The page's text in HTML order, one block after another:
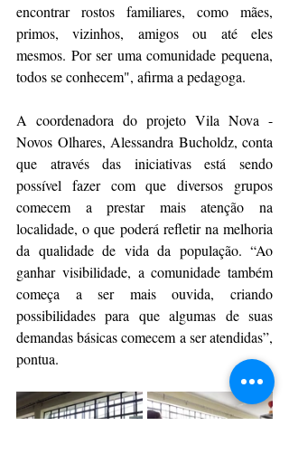
encontrar rostos familiares, como mães,
primos, vizinhos, amigos ou até eles
mesmos. Por ser uma comunidade pequena,
todos se conhecem", afirma a pedagoga.
A coordenadora do projeto Vila Nova -
Novos Olhares, Alessandra Bucholdz, conta
que através das iniciativas está sendo
possível fazer com que diversos grupos
comecem a prestar mais atenção na
localidade, o que poderá refletir na melhoria
da qualidade de vida da população. “Ao
ganhar visibilidade, a comunidade também
começa a ser mais ouvida, criando
possibilidades para que algumas de suas
demandas básicas comecem a ser atendidas”,
pontua.